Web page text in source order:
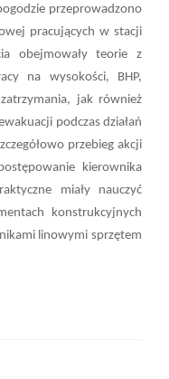
przeprowadzono
pracujących w stacji
obejmowały teorie z
na wysokości, BHP,
jak również
podczas działań
przebieg akcji
kierownika
miały nauczyć
konstrukcyjnych
linowymi sprzętem